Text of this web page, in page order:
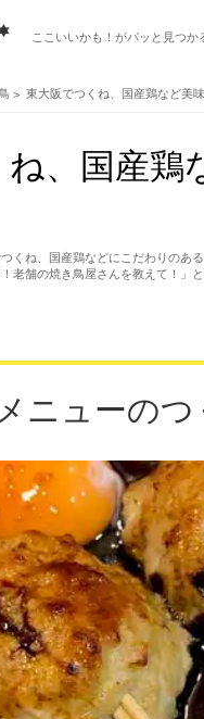
ここいいかも！がパッと見つか
東大阪でつくね、国産鶏など美
、国産鶏
くね、国産鶏などにこだわりの
老舗の焼き鳥屋さんを教えて！」
ニューのつ